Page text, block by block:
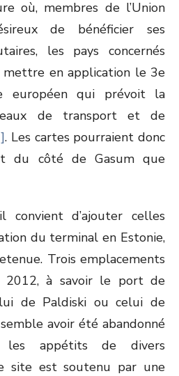
où, membres de l’Union
de bénéficier ses
les pays concernés
mettre en application le 3e
européen qui prévoit la
de transport et de
. Les cartes pourraient donc
du côté de Gasum que
convient d’ajouter celles
du terminal en Estonie,
Trois emplacements
2012, à savoir le port de
de Paldiski ou celui de
avoir été abandonné
les appétits de divers
site est soutenu par une